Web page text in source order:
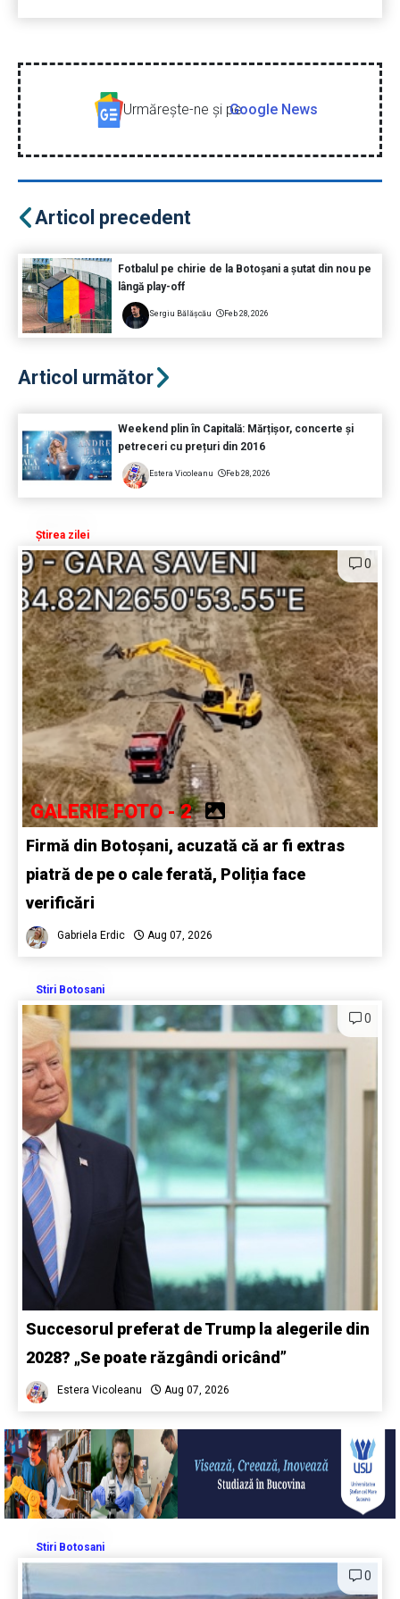
Urmăreşte-ne şi peGoogle News
Articol precedent
Fotbalul pe chirie de la Botoșani a șutat din nou pe
lângă play-off
Sergiu Bălășcău Feb 28, 2026
Articol următor
Weekend plin în Capitală: Mărțișor, concerte și
petreceri cu prețuri din 2016
Estera Vicoleanu Feb 28, 2026
Știrea zilei
0
GALERIE FOTO - 2
Firmă din Botoșani, acuzată că ar fi extras
piatră de pe o cale ferată, Poliția face
verificări
Gabriela Erdic Aug 07, 2026
Stiri Botosani
0
Succesorul preferat de Trump la alegerile din
2028? „Se poate răzgândi oricând”
Estera Vicoleanu Aug 07, 2026
Stiri Botosani
0